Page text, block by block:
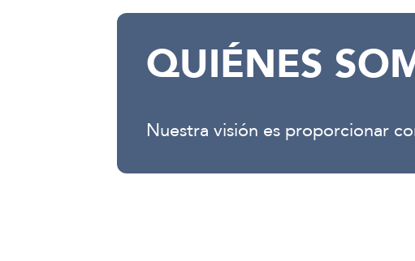
QUIÉNES
Nuestra visión es proporcionar